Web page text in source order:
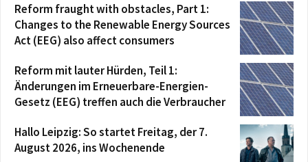
Reform fraught with obstacles, Part 1:
Changes to the Renewable Energy Sources
Act (EEG) also affect consumers
Reform mit lauter Hürden, Teil 1:
Änderungen im Erneuerbare-Energien-
Gesetz (EEG) treffen auch die Verbraucher
Hallo Leipzig: So startet Freitag, der 7.
August 2026, ins Wochenende